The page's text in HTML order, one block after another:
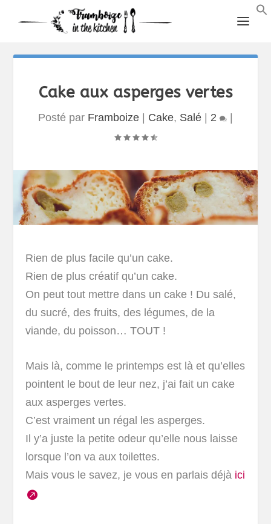
Cake aux asperges vertes
Posté par Framboize Cake, Salé 2
Rien de plus facile qu’un cake.
Rien de plus créatif qu’un cake.
On peut tout mettre dans un cake ! Du salé,
du sucré, des fruits, des légumes, de la
viande, du poisson… TOUT !
Mais là, comme le printemps est là et qu’elles
pointent le bout de leur nez, j’ai fait un cake
aux asperges vertes.
C’est vraiment un régal les asperges.
Il y’a juste la petite odeur qu’elle nous laisse
lorsque l’on va aux toilettes.
Mais vous le savez, je vous en parlais déjà ici